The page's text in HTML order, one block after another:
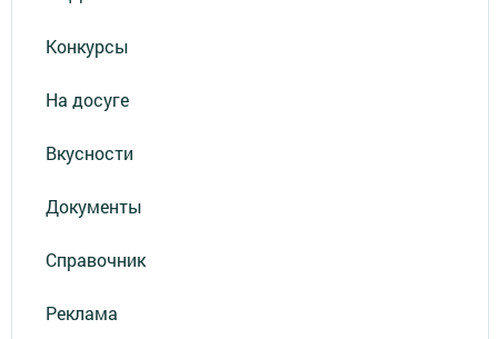
Конкурсы
На досуге
Вкусности
Документы
Справочник
Реклама